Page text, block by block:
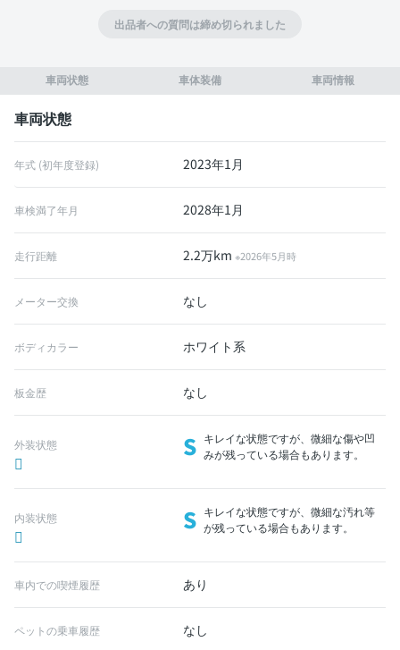
車両状態 車体装備 車両情報
車両状態
年式 (初年度登録) 2023年1月
車検満了年月 2028年1月
走行距離 2.2万km※2026年5月時
メーター交換 なし
ボディカラー ホワイト系
板金歴 なし
外装状態 S キレイな状態ですが、微細な傷や凹
みが残っている場合もあります。
内装状態 S キレイな状態ですが、微細な汚れ等
が残っている場合もあります。
車内での喫煙履歴 あり
ペットの乗車履歴 なし
出品者への質問は締め切られました